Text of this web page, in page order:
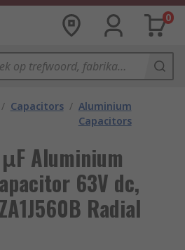
0
/ Capacitors / Aluminium
Capacitors
Aluminium
63V dc,
Radial